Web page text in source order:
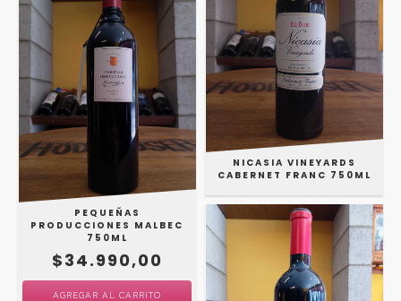
PEQUEÑAS
PRODUCCIONES MALBEC
750ML
$34.990,00
NICASIA VINEYARDS
CABERNET FRANC 750ML